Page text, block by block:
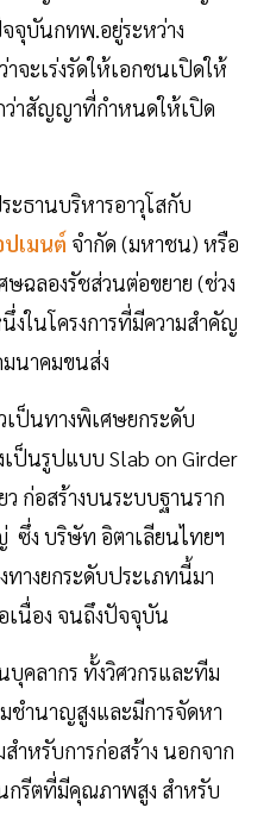
จุบันกทพ.อยู่ระหว่าง
จะเร่งรัดให้เอกชนเปิดให้
ว่าสัญญาที่กำหนดให้เปิด
ธานบริหารอาวุโสกับ
ปเมนต์ จำกัด (มหาชน) หรือ
ษฉลองรัชส่วนต่อขยาย (ช่วง
ในโครงการที่มีความสำคัญ
นาคมขนส่ง
เป็นทางพิเศษยกระดับ
เป็นรูปแบบ Slab on Girder
ว ก่อสร้างบนระบบฐานราก
ซึ่ง บริษัท อิตาเลียนไทยฯ
ทางยกระดับประเภทนี้มา
เนื่อง จนถึงปัจจุบัน
คลากร ทั้งวิศวกรและทีม
ชำนาญสูงและมีการจัดหา
ำหรับการก่อสร้าง นอกจาก
กรีตที่มีคุณภาพสูง สำหรับ